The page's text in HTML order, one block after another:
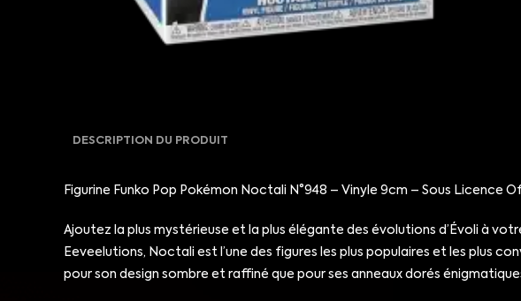
DESCRIPTION DU PRODUIT
Figurine Funko Pop Pokémon Noctali N°948 – Vinyle 9cm – Sous Licence
Ajoutez la plus mystérieuse et la plus élégante des évolutions d’Évoli à
Eeveelutions, Noctali est l’une des figures les plus populaires et les plus
pour son design sombre et raffiné que pour ses anneaux dorés